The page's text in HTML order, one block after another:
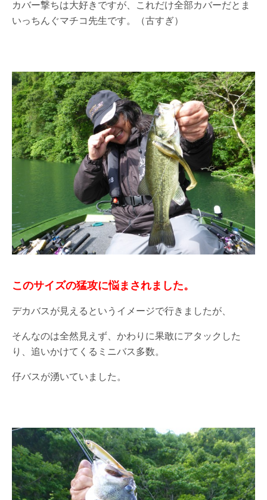
カバー撃ちは大好きですが、これだけ全部カバーだとま
いっちんぐマチコ先生です。（古すぎ）
このサイズの猛攻に悩まされました。
デカバスが見えるというイメージで行きましたが、
そんなのは全然見えず、かわりに果敢にアタックした
り、追いかけてくるミニバス多数。
仔バスが湧いていました。